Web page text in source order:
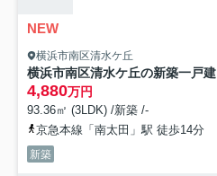
NEW
横浜市南区清水ケ丘
横浜市南区清水ケ丘の新築一戸建
4,880万円
93.36㎡ (3LDK) /新築 /-
京急本線「南太田」駅 徒歩14分
新築